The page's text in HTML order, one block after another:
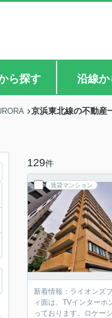
ら探す 沿線
京浜東北線の不動産
129件
賃貸マンション
新着情報：ライオンズ
ィ面は、TVインター
っております。ロケー